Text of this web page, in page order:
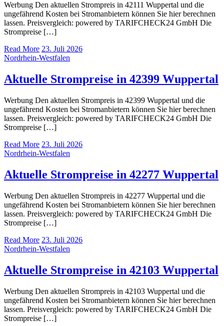
Werbung Den aktuellen Strompreis in 42111 Wuppertal und die
ungefährend Kosten bei Stromanbietern können Sie hier berechnen
lassen. Preisvergleich: powered by TARIFCHECK24 GmbH Die
Strompreise […]
Read More 23. Juli 2026
Nordrhein-Westfalen
Aktuelle Strompreise in 42399 Wuppertal
Werbung Den aktuellen Strompreis in 42399 Wuppertal und die
ungefährend Kosten bei Stromanbietern können Sie hier berechnen
lassen. Preisvergleich: powered by TARIFCHECK24 GmbH Die
Strompreise […]
Read More 23. Juli 2026
Nordrhein-Westfalen
Aktuelle Strompreise in 42277 Wuppertal
Werbung Den aktuellen Strompreis in 42277 Wuppertal und die
ungefährend Kosten bei Stromanbietern können Sie hier berechnen
lassen. Preisvergleich: powered by TARIFCHECK24 GmbH Die
Strompreise […]
Read More 23. Juli 2026
Nordrhein-Westfalen
Aktuelle Strompreise in 42103 Wuppertal
Werbung Den aktuellen Strompreis in 42103 Wuppertal und die
ungefährend Kosten bei Stromanbietern können Sie hier berechnen
lassen. Preisvergleich: powered by TARIFCHECK24 GmbH Die
Strompreise […]